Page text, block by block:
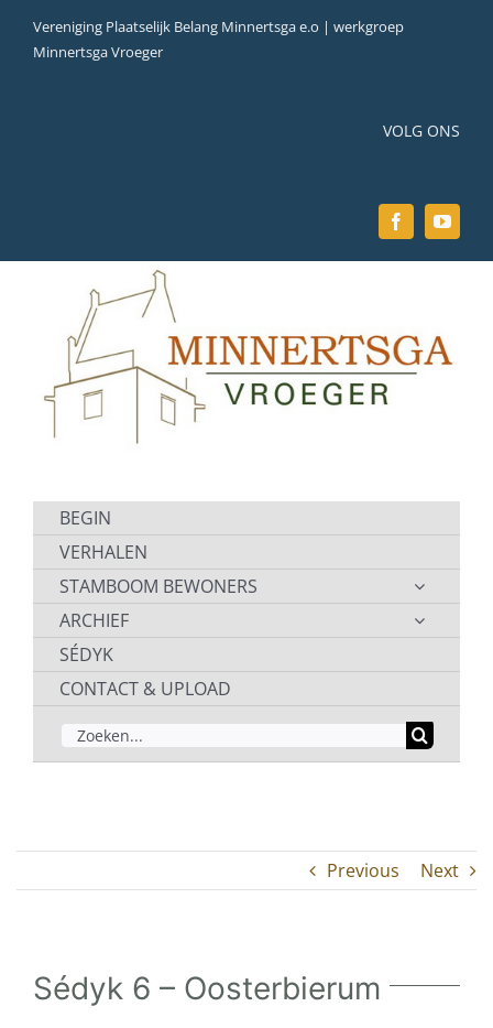
naar
Vereniging Plaatselijk Belang Minnertsga e.o | werkgroep
Minnertsga Vroeger
VOLG ONS
BEGIN
VERHALEN
STAMBOOM BEWONERS
ARCHIEF
SÉDYK
CONTACT & UPLOAD
ZOEKEN
NAAR:
Previous Next
Sédyk 6 – Oosterbierum